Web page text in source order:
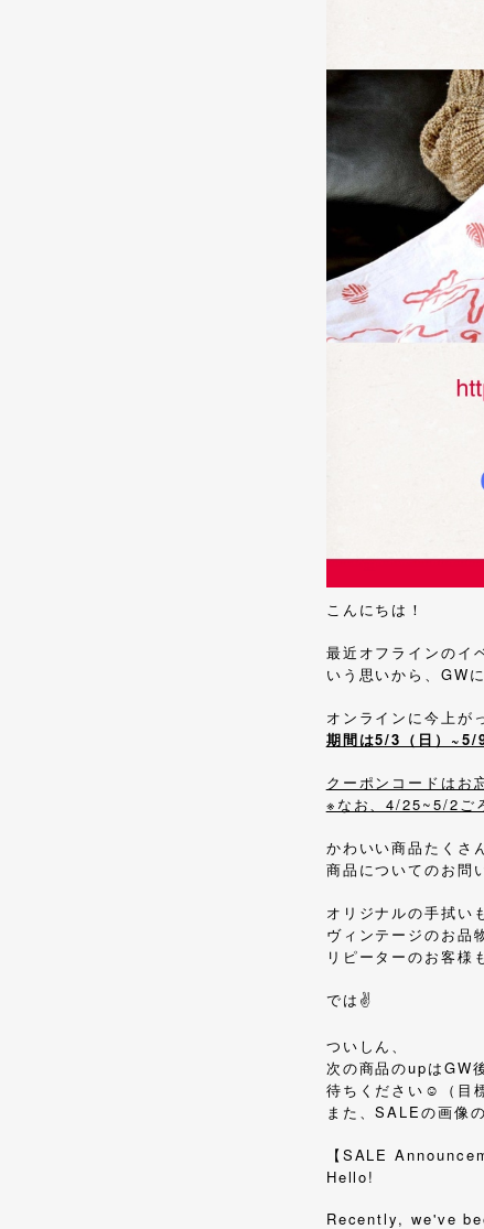
こんにちは！
最近オフラインのイ
いう思いから、GW
オンラインに今上が
期間は5/3（日）~5/
クーポンコードはお
※なお、4/25~5/2ご
かわいい商品たくさ
商品についてのお問
オリジナルの手拭い
ヴィンテージのお品
リピーターのお客様
では✌️
ついしん、
次の商品のupはGW
待ちください☺️（目
また、SALEの画像
【SALE
Hello!
Recently, we've